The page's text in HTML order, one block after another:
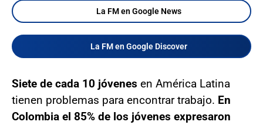
La FM en Google News
La FM en Google Discover
Siete de cada 10 jóvenes en América Latina
tienen problemas para encontrar trabajo. En
Colombia el 85% de los jóvenes expresaron